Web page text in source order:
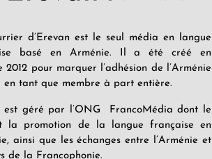
d’Erevan est le seul média en langue
basé en Arménie. Il a été créé en
2012 pour marquer l’adhésion de l’Arménie
en tant que membre à part entière.
est géré par l’ONG FrancoMédia dont le
la promotion de la langue française en
ainsi que les échanges entre l’Arménie et
de la Francophonie.